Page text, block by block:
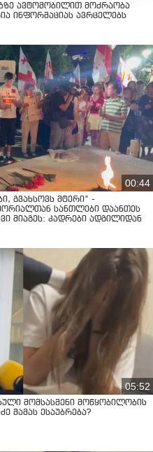
ავტომობილით მოძრაობა
ინფორმაციას ავრცელებს
00:44
გვახსოვს მტერი” -
სანთლები დაანთეს
მიაგეს: კადრები ადგილიდან
05:52
მომსასმენი მოწყობილობის
მამას ესაუბრება?